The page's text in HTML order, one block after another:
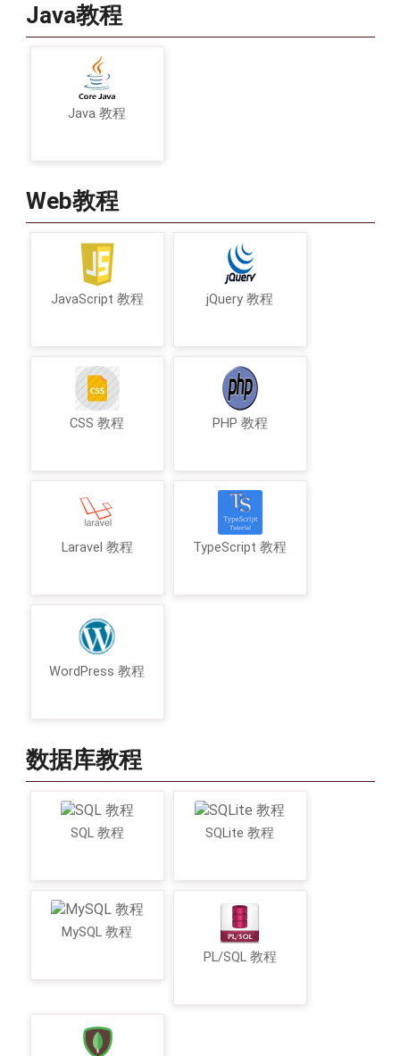
Java教程
Java 教程
Web教程
JavaScript 教程 jQuery 教程
CSS 教程 PHP 教程
Laravel 教程 TypeScript 教程
WordPress 教程
数据库教程
SQL 教程 SQLite 教程
MySQL 教程
PL/SQL 教程